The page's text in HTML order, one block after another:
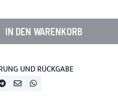
IN DEN WARENKORB
UND RÜCKGABE